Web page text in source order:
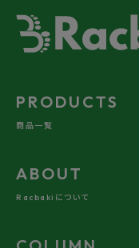
PRODUCTS
商品一覧
ABOUT
Racbakiについて